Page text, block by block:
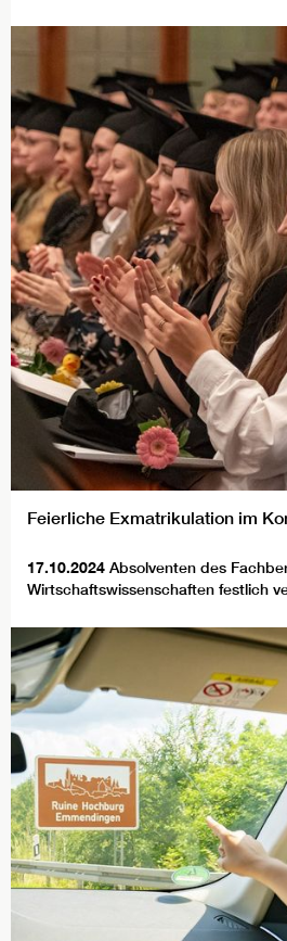
Feierliche Exmatrikulation im
17.10.2024 Absolventen des
Wirtschaftswissenschaften festlich